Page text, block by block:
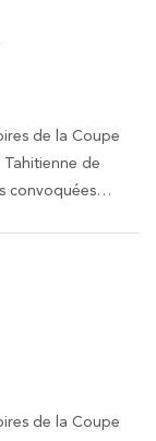
de la Coupe
Tahitienne de
convoquées…
de la Coupe